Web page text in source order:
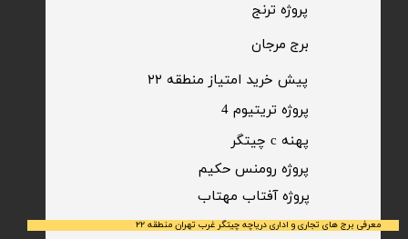
​پروژه ترنج
برج مرجان
معرفی برج های تجاری و اداری دریاچه چیتگر غرب تهران منطقه ۲۲
پیش خرید امتیاز منطقه ۲۲​​​​​​​
​پروژه آفتاب مهتاب
پروژه رومنس حکیم
پهنه c چیتگر
پروژه تریتیوم 4